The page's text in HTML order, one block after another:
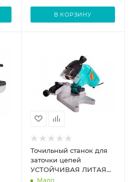
В КОРЗИНУ
Точильный станок для
заточки цепей
УСТОЙЧИВАЯ ЛИТАЯ
ОПОРА,защита от искр,
Мало